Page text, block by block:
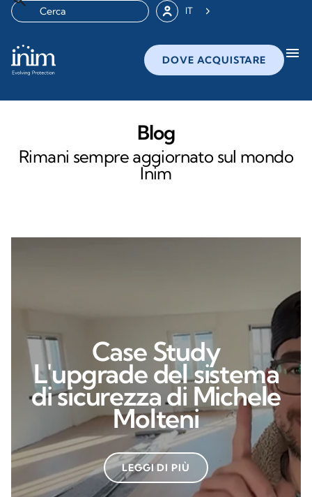
IT
DOVE ACQUISTARE menu
Blog
Rimani sempre aggiornato sul mondo
Inim
Case Study
L'upgrade del sistema
di sicurezza di Michele
Molteni
LEGGI DI PIÙ